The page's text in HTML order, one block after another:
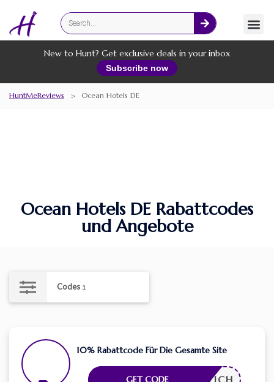
New to Hunt? Get exclusive deals in your inbox
Subscribe now
HuntMeReviews > Ocean Hotels DE
Ocean Hotels DE Rabattcodes
und Angebote
Codes 1
10% Rabattcode Für Die Gesamte Site
GET CODE